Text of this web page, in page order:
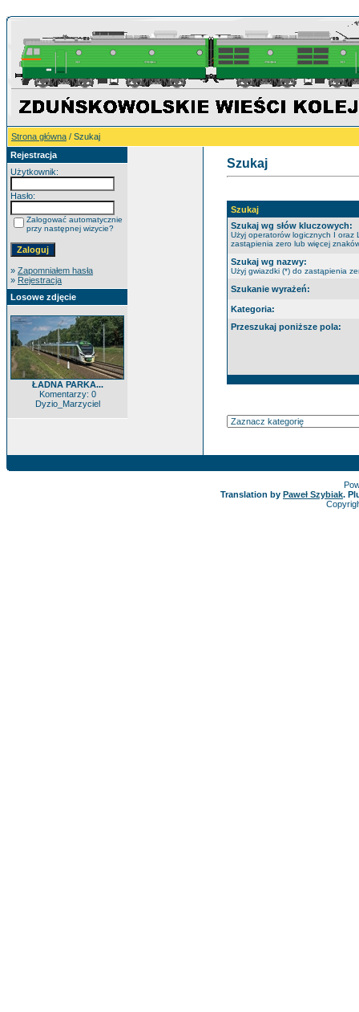
Strona główna / Szukaj
Rejestracja
Użytkownik:
Hasło:
Zalogować automatycznie
przy następnej wizycie?
» Zapomniałem hasła
» Rejestracja
Losowe zdjęcie
ŁADNA PARKA...
Komentarzy: 0
Dyzio_Marzyciel
Szukaj
Szukaj
Szukaj wg słów kluczowych:
Użyj operatorów logicznych I oraz
zastąpienia zero lub więcej
Szukaj wg nazwy:
Użyj gwiazdki (*) do zastąpienia
Szukanie wyrażeń:
Kategoria:
Przeszukaj poniższe pola:
Translation by Paweł Szybiak.